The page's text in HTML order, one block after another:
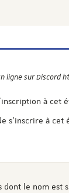
ligne sur Discord
à cet
s'inscrire à cet
dont le nom est